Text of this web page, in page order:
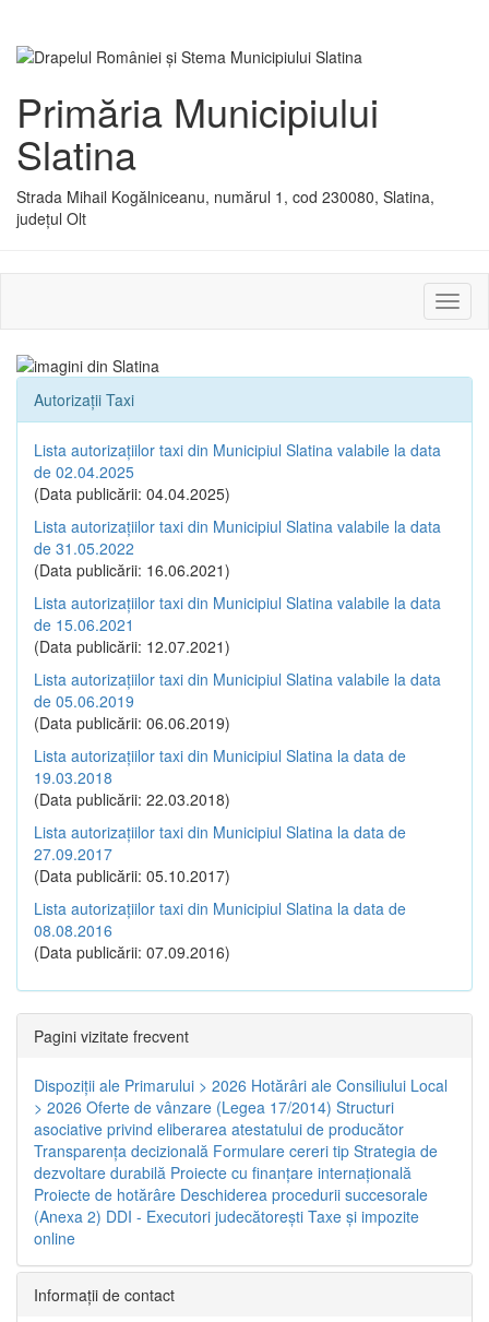
Primăria Municipiului
Slatina
Strada Mihail Kogălniceanu, numărul 1, cod 230080, Slatina,
județul Olt
sau
Autorizații Taxi
Lista autorizațiilor taxi din Municipiul Slatina valabile la data
de 02.04.2025
(Data publicării: 04.04.2025)
Lista autorizațiilor taxi din Municipiul Slatina valabile la data
de 31.05.2022
(Data publicării: 16.06.2021)
Lista autorizațiilor taxi din Municipiul Slatina valabile la data
de 15.06.2021
(Data publicării: 12.07.2021)
Lista autorizațiilor taxi din Municipiul Slatina valabile la data
de 05.06.2019
(Data publicării: 06.06.2019)
Lista autorizațiilor taxi din Municipiul Slatina la data de
19.03.2018
(Data publicării: 22.03.2018)
Lista autorizațiilor taxi din Municipiul Slatina la data de
27.09.2017
(Data publicării: 05.10.2017)
Lista autorizațiilor taxi din Municipiul Slatina la data de
08.08.2016
(Data publicării: 07.09.2016)
Pagini vizitate frecvent
Dispoziţii ale Primarului > 2026 Hotărâri ale Consiliului Local
> 2026 Oferte de vânzare (Legea 17/2014) Structuri
asociative privind eliberarea atestatului de producător
Transparenţa decizională Formulare cereri tip Strategia de
dezvoltare durabilă Proiecte cu finanţare internaţională
Proiecte de hotărâre Deschiderea procedurii succesorale
(Anexa 2) DDI - Executori judecătorești Taxe şi impozite
online
Informaţii de contact